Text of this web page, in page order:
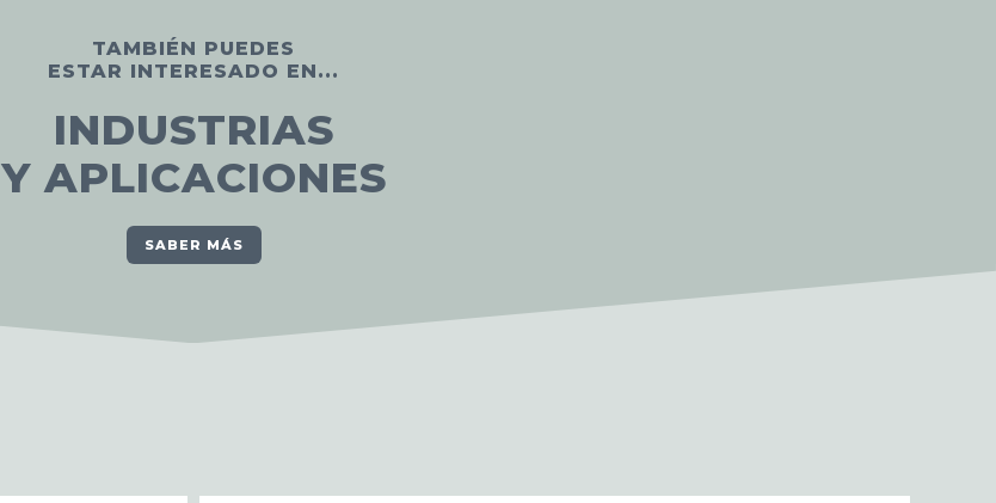
TAMBIÉN PUEDES
ESTAR INTERESADO EN...
INDUSTRIAS
Y APLICACIONES
SABER MÁS